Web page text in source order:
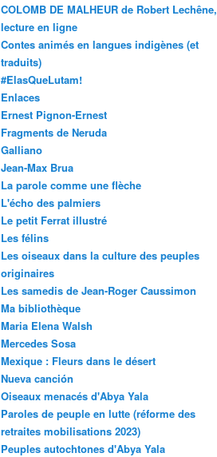
COLOMB DE MALHEUR de Robert Lechêne,
lecture en ligne
Contes animés en langues indigènes (et
traduits)
#ElasQueLutam!
Enlaces
Ernest Pignon-Ernest
Fragments de Neruda
Galliano
Jean-Max Brua
La parole comme une flèche
L'écho des palmiers
Le petit Ferrat illustré
Les félins
Les oiseaux dans la culture des peuples
originaires
Les samedis de Jean-Roger Caussimon
Ma bibliothèque
Maria Elena Walsh
Mercedes Sosa
Mexique : Fleurs dans le désert
Nueva canción
Oiseaux menacés d'Abya Yala
Paroles de peuple en lutte (réforme des
retraites mobilisations 2023)
Peuples autochtones d'Abya Yala